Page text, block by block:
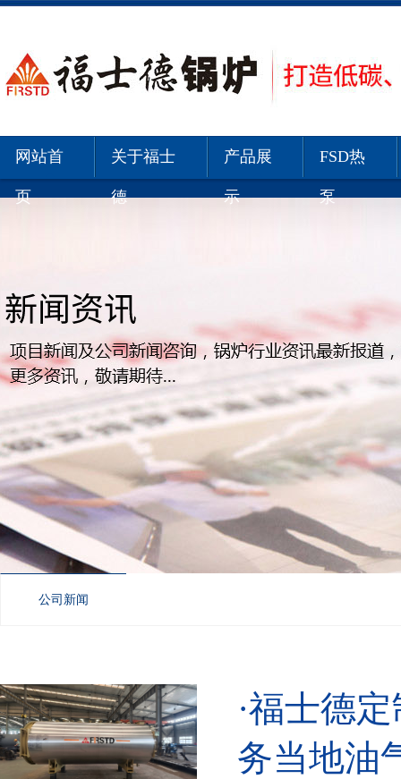
网站首
页
关于福士
德
产品展
示
FSD热
泵
公司新闻
·福士德
务当地油